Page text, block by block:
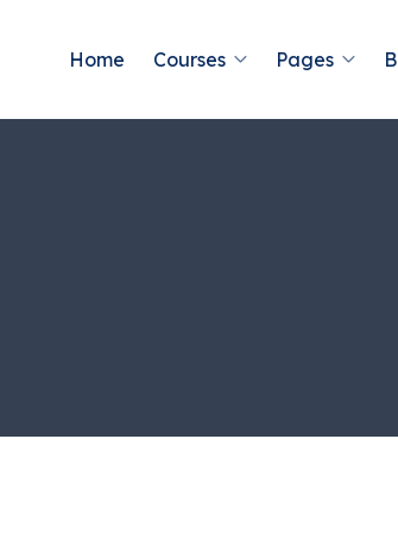
Home Courses Pages